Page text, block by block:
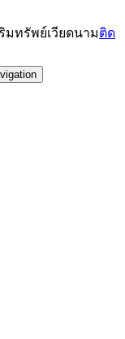
มทรัพย์เวียดนามติด